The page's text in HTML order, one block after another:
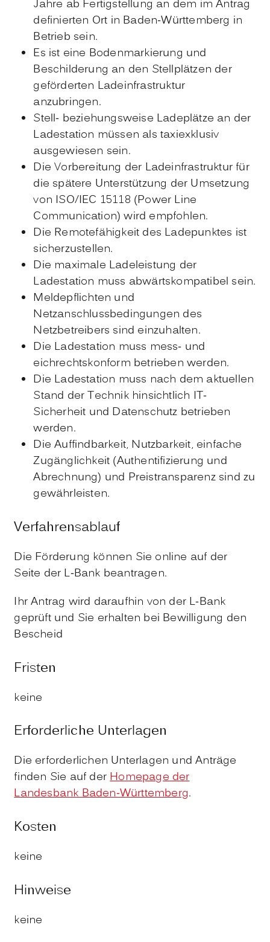
Jahre ab Fertigstellung an dem im Antrag
definierten Ort in Baden-Württemberg in
Betrieb sein.
Es ist eine Bodenmarkierung und
Beschilderung an den Stellplätzen der
geförderten Ladeinfrastruktur
anzubringen.
Stell- beziehungsweise Ladeplätze an der
Ladestation müssen als taxiexklusiv
ausgewiesen sein.
Die Vorbereitung der Ladeinfrastruktur für
die spätere Unterstützung der Umsetzung
von ISO/IEC 15118 (Power Line
Communication) wird empfohlen.
Die Remotefähigkeit des Ladepunktes ist
sicherzustellen.
Die maximale Ladeleistung der
Ladestation muss abwärtskompatibel sein.
Meldepflichten und
Netzanschlussbedingungen des
Netzbetreibers sind einzuhalten.
Die Ladestation muss mess- und
eichrechtskonform betrieben werden.
Die Ladestation muss nach dem aktuellen
Stand der Technik hinsichtlich IT-
Sicherheit und Datenschutz betrieben
werden.
Die Auffindbarkeit, Nutzbarkeit, einfache
Zugänglichkeit (Authentifizierung und
Abrechnung) und Preistransparenz sind zu
gewährleisten.
Verfahrensablauf
Die Förderung können Sie online auf der
Seite der L-Bank beantragen.
Ihr Antrag wird daraufhin von der L-Bank
geprüft und Sie erhalten bei Bewilligung den
Bescheid
Fristen
keine
Erforderliche Unterlagen
Die erforderlichen Unterlagen und Anträge
finden Sie auf derHomepage der
Landesbank Baden-Württemberg.
Kosten
keine
Hinweise
keine